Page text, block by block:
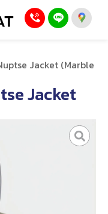
Jacket (Marble
Jacket